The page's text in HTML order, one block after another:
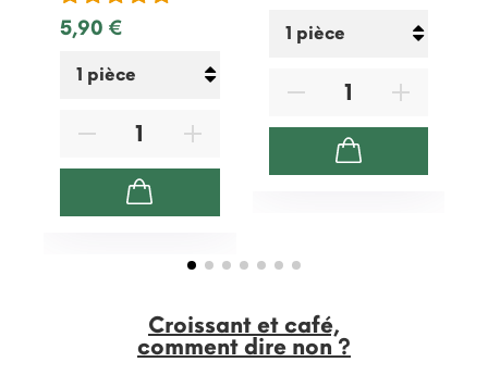
5,90 €
Croissant et café,
comment dire non ?